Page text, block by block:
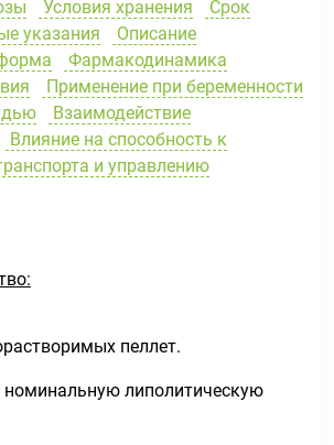
Условия хранения
Срок
указания
Описание
Фармакодинамика
Применение при беременности
Взаимодействие
Влияние на способность к
и управлению
пеллет.
номинальную липолитическую